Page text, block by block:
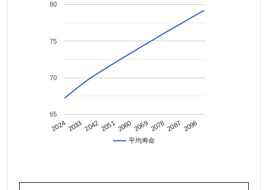
平均寿命
2024 2033204220512060 2069 20782087 2096
65
70
75
80